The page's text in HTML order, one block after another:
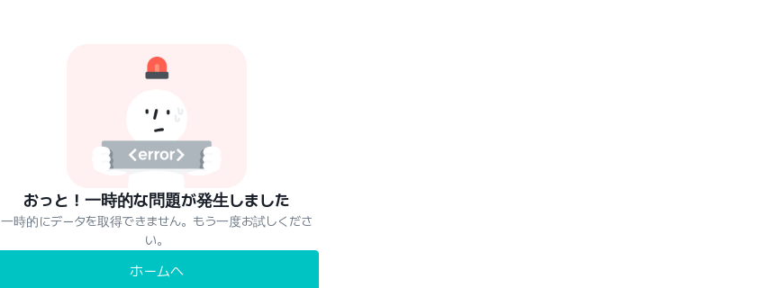
おっと！一時的な問題が発生しました
一時的にデータを取得できません。もう一度お試しくださ
い。
ホームへ